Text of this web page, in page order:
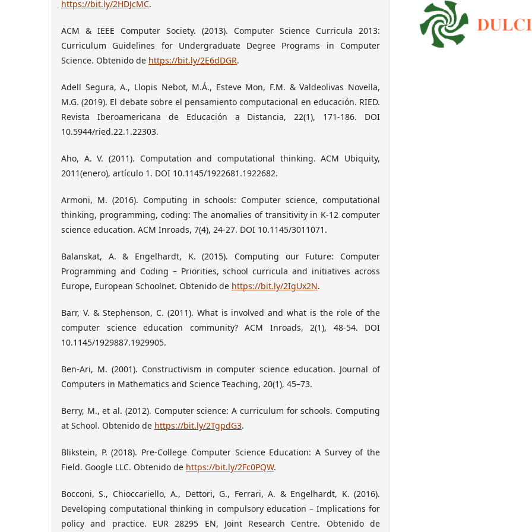
https://bit.ly/2HDJcMC.
ACM & IEEE Computer Society. (2013). Computer Science Curricula 2013:
Curriculum Guidelines for Undergraduate Degree Programs in Computer
Science. Obtenido de https://bit.ly/2E6dDGR.
Adell Segura, A., Llopis Nebot, M.Á., Esteve Mon, F.M. & Valdeolivas Novella,
M.G. (2019). El debate sobre el pensamiento computacional en educación. RIED.
Revista Iberoamericana de Educación a Distancia, 22(1), 171-186. DOI
10.5944/ried.22.1.22303.
Aho, A. V. (2011). Computation and computational thinking. ACM Ubiquity,
2011(enero), artículo 1. DOI 10.1145/1922681.1922682.
Armoni, M. (2016). Computing in schools: Computer science, computational
thinking, programming, coding: The anomalies of transitivity in K-12 computer
science education. ACM Inroads, 7(4), 24-27. DOI 10.1145/3011071.
Balanskat, A. & Engelhardt, K. (2015). Computing our Future: Computer
Programming and Coding – Priorities, school curricula and initiatives across
Europe, European Schoolnet. Obtenido de https://bit.ly/2IgUx2N.
Barr, V. & Stephenson, C. (2011). What is involved and what is the role of the
computer science education community? ACM Inroads, 2(1), 48-54. DOI
10.1145/1929887.1929905.
Ben-Ari, M. (2001). Constructivism in computer science education. Journal of
Computers in Mathematics and Science Teaching, 20(1), 45–73.
Berry, M., et al. (2012). Computer science: A curriculum for schools. Computing
at School. Obtenido de https://bit.ly/2TgpdG3.
Blikstein, P. (2018). Pre-College Computer Science Education: A Survey of the
Field. Google LLC. Obtenido de https://bit.ly/2Fc0PQW.
Bocconi, S., Chioccariello, A., Dettori, G., Ferrari, A. & Engelhardt, K. (2016).
Developing computational thinking in compulsory education – Implications for
policy and practice. EUR 28295 EN, Joint Research Centre. Obtenido de